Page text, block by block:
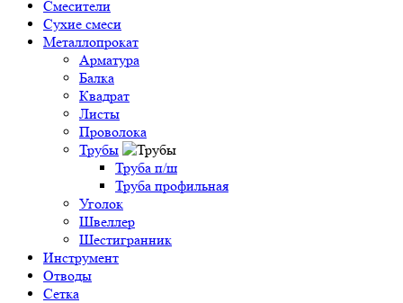
Смесители
Сухие смеси
Металлопрокат
Арматура
Балка
Квадрат
Листы
Проволока
Трубы
Труба п/ш
Труба профильная
Уголок
Швеллер
Шестигранник
Инструмент
Отводы
Сетка